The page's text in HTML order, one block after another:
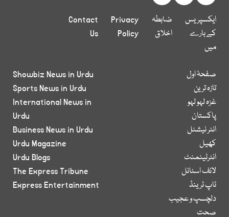
ایکسپریس
کے بارے
میں
ضابطہ
اخلاق
Privacy
Policy
Contact
Us
صفحۂ اول
تازہ ترین
غزہ لہو لہو
پاکستان
انٹر نیشنل
کھیل
انٹرٹینمنٹ
لائف اسٹائل
ٹاپ ٹرینڈ
دلچسپ و عجیب
صحت
Showbiz News in Urdu
Sports News in Urdu
International News in
Urdu
Business News in Urdu
Urdu Magazine
Urdu Blogs
The Express Tribune
Express Entertainment